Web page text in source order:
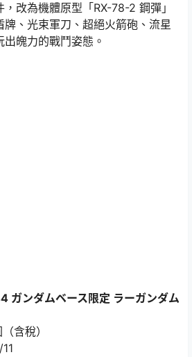
改為機體原型「RX-78-2 鋼彈」
、光束軍刀、超絕火箭砲、流星
魄力的戰鬥姿態。
ガンダムベース限定 ラーガンダム
含稅）